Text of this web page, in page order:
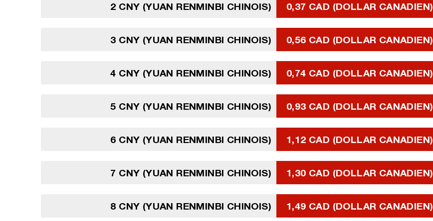
2 CNY (YUAN RENMINBI CHINOIS) 0,37 CAD (DOLLAR CANADIEN)
3 CNY (YUAN RENMINBI CHINOIS) 0,56 CAD (DOLLAR CANADIEN)
4 CNY (YUAN RENMINBI CHINOIS) 0,74 CAD (DOLLAR CANADIEN)
5 CNY (YUAN RENMINBI CHINOIS) 0,93 CAD (DOLLAR CANADIEN)
6 CNY (YUAN RENMINBI CHINOIS) 1,12 CAD (DOLLAR CANADIEN)
7 CNY (YUAN RENMINBI CHINOIS) 1,30 CAD (DOLLAR CANADIEN)
8 CNY (YUAN RENMINBI CHINOIS) 1,49 CAD (DOLLAR CANADIEN)